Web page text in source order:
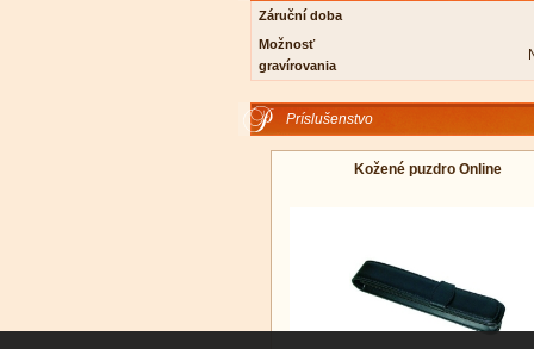
Záruční doba
Možnosť
gravírovania
Príslušenstvo
Kožené puzdro Online